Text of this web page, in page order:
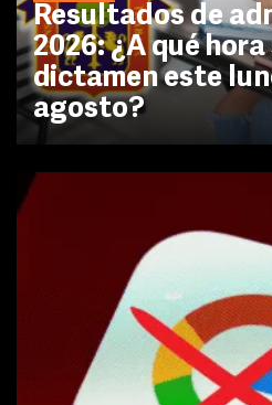
Resultados de
2026: ¿A qué
dictamen este
agosto?